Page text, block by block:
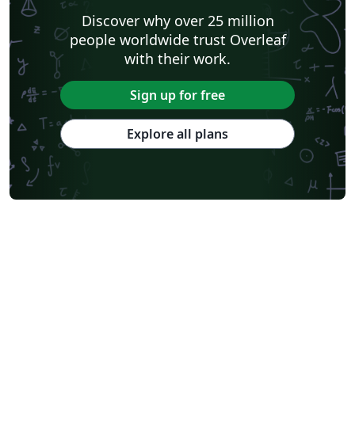
Discover why over 25 million
people worldwide trust Overleaf
with their work.
Sign up for free
Explore all plans